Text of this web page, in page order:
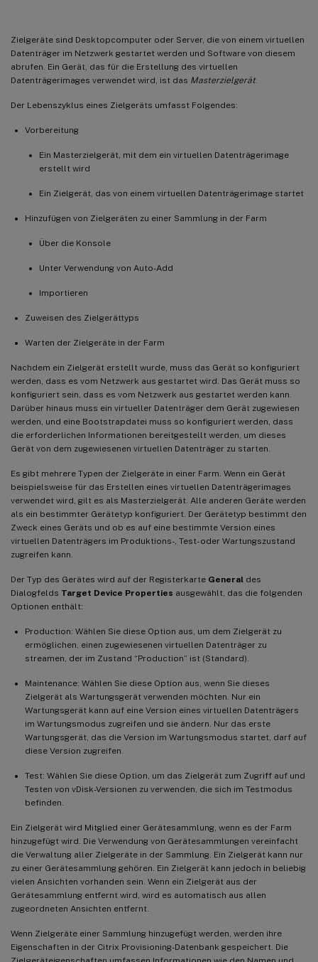
Zielgeräte sind Desktopcomputer oder Server, die von einem virtuellen
Datenträger im Netzwerk gestartet werden und Software von diesem
abrufen. Ein Gerät, das für die Erstellung des virtuellen
Datenträgerimages verwendet wird, ist das Masterzielgerät.
Der Lebenszyklus eines Zielgeräts umfasst Folgendes:
Vorbereitung
Ein Masterzielgerät, mit dem ein virtuellen Datenträgerimage
erstellt wird
Ein Zielgerät, das von einem virtuellen Datenträgerimage startet
Hinzufügen von Zielgeräten zu einer Sammlung in der Farm
Über die Konsole
Unter Verwendung von Auto-Add
Importieren
Zuweisen des Zielgerättyps
Warten der Zielgeräte in der Farm
Nachdem ein Zielgerät erstellt wurde, muss das Gerät so konfiguriert
werden, dass es vom Netzwerk aus gestartet wird. Das Gerät muss so
konfiguriert sein, dass es vom Netzwerk aus gestartet werden kann.
Darüber hinaus muss ein virtueller Datenträger dem Gerät zugewiesen
werden, und eine Bootstrapdatei muss so konfiguriert werden, dass
die erforderlichen Informationen bereitgestellt werden, um dieses
Gerät von dem zugewiesenen virtuellen Datenträger zu starten.
Es gibt mehrere Typen der Zielgeräte in einer Farm. Wenn ein Gerät
beispielsweise für das Erstellen eines virtuellen Datenträgerimages
verwendet wird, gilt es als Masterzielgerät. Alle anderen Geräte werden
als ein bestimmter Gerätetyp konfiguriert. Der Gerätetyp bestimmt den
Zweck eines Geräts und ob es auf eine bestimmte Version eines
virtuellen Datenträgers im Produktions-, Test- oder Wartungszustand
zugreifen kann.
Der Typ des Gerätes wird auf der Registerkarte General des
Dialogfelds Target Device Properties ausgewählt, das die folgenden
Optionen enthält:
Production: Wählen Sie diese Option aus, um dem Zielgerät zu
ermöglichen, einen zugewiesenen virtuellen Datenträger zu
streamen, der im Zustand “Production” ist (Standard).
Maintenance: Wählen Sie diese Option aus, wenn Sie dieses
Zielgerät als Wartungsgerät verwenden möchten. Nur ein
Wartungsgerät kann auf eine Version eines virtuellen Datenträgers
im Wartungsmodus zugreifen und sie ändern. Nur das erste
Wartungsgerät, das die Version im Wartungsmodus startet, darf auf
diese Version zugreifen.
Test: Wählen Sie diese Option, um das Zielgerät zum Zugriff auf und
Testen von vDisk-Versionen zu verwenden, die sich im Testmodus
befinden.
Ein Zielgerät wird Mitglied einer Gerätesammlung, wenn es der Farm
hinzugefügt wird. Die Verwendung von Gerätesammlungen vereinfacht
die Verwaltung aller Zielgeräte in der Sammlung. Ein Zielgerät kann nur
zu einer Gerätesammlung gehören. Ein Zielgerät kann jedoch in beliebig
vielen Ansichten vorhanden sein. Wenn ein Zielgerät aus der
Gerätesammlung entfernt wird, wird es automatisch aus allen
zugeordneten Ansichten entfernt.
Wenn Zielgeräte einer Sammlung hinzugefügt werden, werden ihre
Eigenschaften in der Citrix Provisioning-Datenbank gespeichert. Die
Starten von Zielgeräten
Prüfen des Status eines Zielgeräts über die Konsole
Herunterfahren von Zielgeräten
Neustarten von Zielgeräten
Verschieben von Zielgeräten zwischen Sammlungen
Verwalten des Charakters von Zielgeräten
Definieren der Charakterdaten für ein einzelnes Zielgerät mit der Konsole
Definieren von Charakterdaten für mehrere Zielgeräte mit der Konsole
Verwenden von Charakterdaten für Zielgeräte